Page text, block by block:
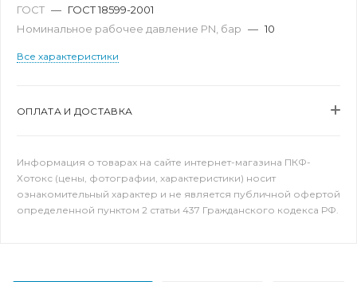
ГОСТ — ГОСТ 18599-2001
Номинальное рабочее давление PN, бар — 10
Все характеристики
ОПЛАТА И ДОСТАВКА
Информация о товарах на сайте интернет-магазина ПКФ-
Хотокс (цены, фотографии, характеристики) носит
ознакомительный характер и не является публичной офертой
определенной пунктом 2 статьи 437 Гражданского кодекса РФ.